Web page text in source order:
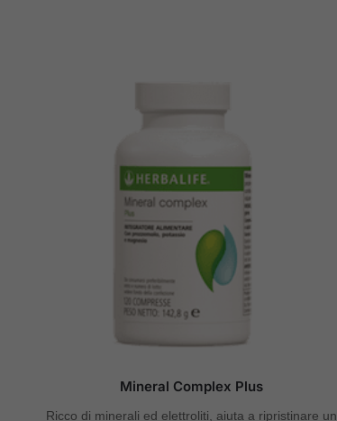
Mineral Complex Plus
Ricco di minerali ed elettroliti, aiuta a ripristinare un